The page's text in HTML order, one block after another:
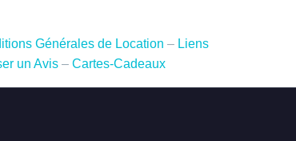
Générales de Location – Liens
un Avis – Cartes-Cadeaux